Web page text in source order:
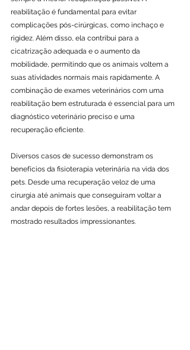
reabilitação é fundamental para evitar
complicações pós-cirúrgicas, como inchaço e
rigidez. Além disso, ela contribui para a
cicatrização adequada e o aumento da
mobilidade, permitindo que os animais voltem a
suas atividades normais mais rapidamente. A
combinação de exames veterinários com uma
reabilitação bem estruturada é essencial para um
diagnóstico veterinário preciso e uma
recuperação eficiente.
Diversos casos de sucesso demonstram os
benefícios da fisioterapia veterinária na vida dos
pets. Desde uma recuperação veloz de uma
cirurgia até animais que conseguiram voltar a
andar depois de fortes lesões, a reabilitação tem
mostrado resultados impressionantes.